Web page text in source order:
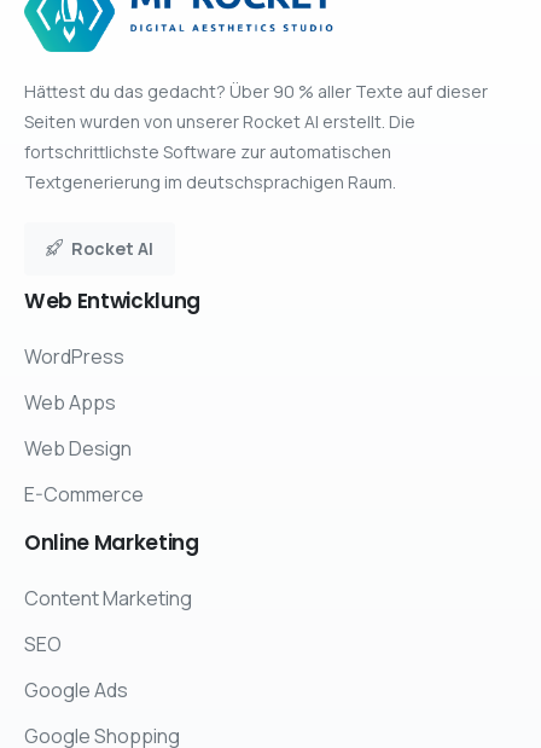
Hättest du das gedacht? Über 90 % aller Texte auf dieser
Seiten wurden von unserer Rocket AI erstellt. Die
fortschrittlichste Software zur automatischen
Textgenerierung im deutschsprachigen Raum.
Rocket AI
Web Entwicklung
WordPress
Web Apps
Web Design
E-Commerce
Online Marketing
Content Marketing
SEO
Google Ads
Google Shopping